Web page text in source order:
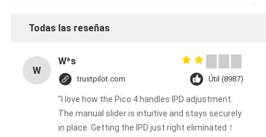
Todas las reseñas
W
W*s
trustpilot.com Útil (8987)
"I love how the Pico 4 handles IPD adjustment.
The manual slider is intuitive and stays securely
in place. Getting the IPD just right eliminated！